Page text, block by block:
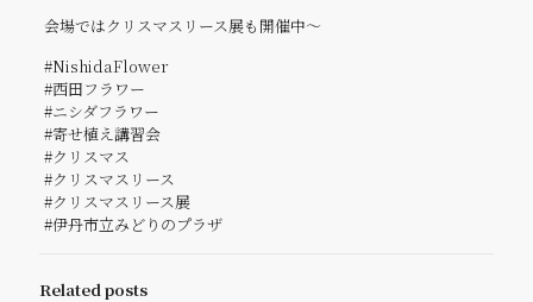
会場ではクリスマスリース展も開催中～
#NishidaFlower
#西田フラワー
#ニシダフラワー
#寄せ植え講習会
#クリスマス
#クリスマスリース
#クリスマスリース展
#伊丹市立みどりのプラザ
Related posts